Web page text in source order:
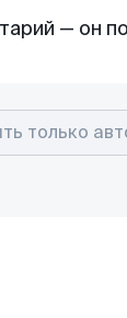
— он